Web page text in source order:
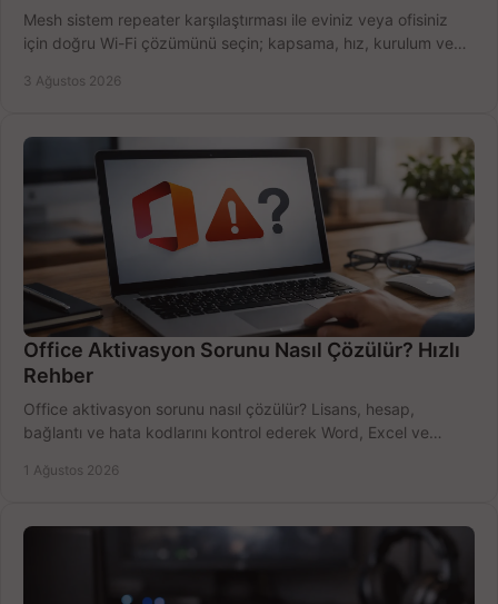
Mesh sistem repeater karşılaştırması ile eviniz veya ofisiniz
için doğru Wi-Fi çözümünü seçin; kapsama, hız, kurulum ve
3 Ağustos 2026
Office Aktivasyon Sorunu Nasıl Çözülür? Hızlı
Rehber
Office aktivasyon sorunu nasıl çözülür? Lisans, hesap,
bağlantı ve hata kodlarını kontrol ederek Word, Excel ve
1 Ağustos 2026